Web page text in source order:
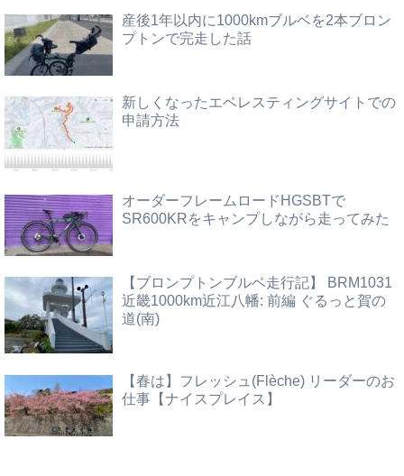
産後1年以内に1000kmブルベを2本ブロン
プトンで完走した話
新しくなったエベレスティングサイトでの
申請方法
オーダーフレームロードHGSBTで
SR600KRをキャンプしながら走ってみた
【ブロンプトンブルベ走行記】 BRM1031
近畿1000km近江八幡: 前編 ぐるっと賀の
道(南)
【春は】フレッシュ(Flèche) リーダーのお
仕事【ナイスプレイス】